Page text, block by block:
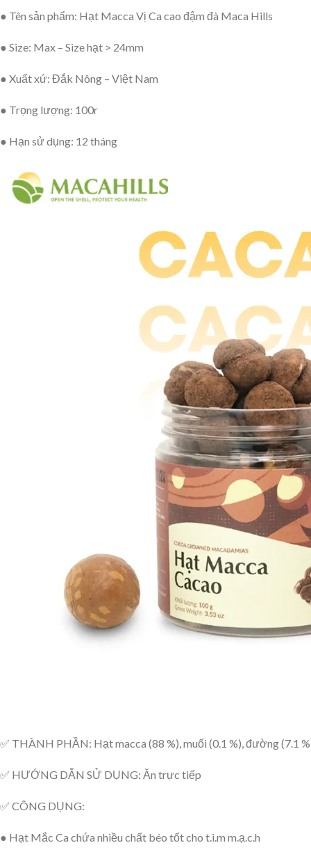
● Tên sản phẩm: Hạt Macca Vị Ca cao đậm đà Maca Hills
● Size: Max – Size hạt > 24mm
● Xuất xứ: Đắk Nông – Việt Nam
● Trọng lượng: 100r
● Hạn sử dụng: 12 tháng
✅ THÀNH PHẦN: Hạt macca (88 %), muối (0.1 %), đường (7.1
✅ HƯỚNG DẪN SỬ DỤNG: Ăn trực tiếp
✅ CÔNG DỤNG:
● Hạt Mắc Ca chứa nhiều chất béo tốt cho t.i.m m.ạ.c.h